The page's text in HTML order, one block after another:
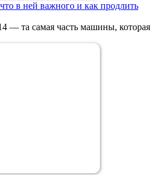
в ней важного и как продлить
— та самая часть машины, которая